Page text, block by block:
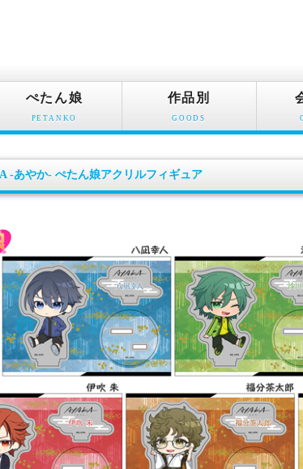
ぺたん娘
PETANKO
作品別
GOODS
‐あやか‐ ぺたん娘アクリルフィギュア